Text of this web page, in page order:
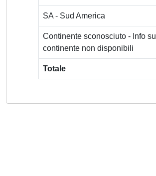
SA - Sud America
Continente sconosciuto - Info sul
continente non disponibili
Totale